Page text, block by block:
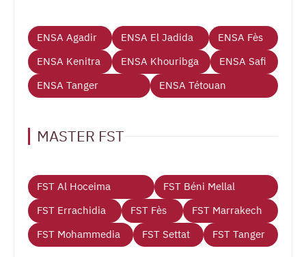
ENSA Agadir ENSA El Jadida
ENSA Fès
ENSA Kenitra
ENSA Khouribga
ENSA Safi
ENSA Tanger
ENSA Tétouan
MASTER FST
FST Al Hoceima
FST Béni Mellal
FST Errachidia
FST Fès
FST Marrakech
FST Mohammedia
FST Settat FST Tanger